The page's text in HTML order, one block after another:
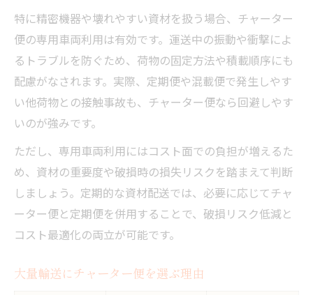
特に精密機器や壊れやすい資材を扱う場合、チャーター
便の専用車両利用は有効です。運送中の振動や衝撃によ
るトラブルを防ぐため、荷物の固定方法や積載順序にも
配慮がなされます。実際、定期便や混載便で発生しやす
い他荷物との接触事故も、チャーター便なら回避しやす
いのが強みです。
ただし、専用車両利用にはコスト面での負担が増えるた
め、資材の重要度や破損時の損失リスクを踏まえて判断
しましょう。定期的な資材配送では、必要に応じてチャ
ーター便と定期便を併用することで、破損リスク低減と
コスト最適化の両立が可能です。
大量輸送にチャーター便を選ぶ理由